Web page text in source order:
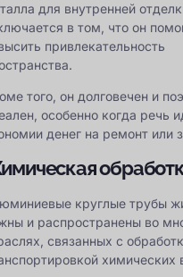
для внутренней
в том, что он
привлекательность
того, он долговечен и
особенно когда речь
денег на ремонт или
круглые трубы
и распространены во
связанных с
химических